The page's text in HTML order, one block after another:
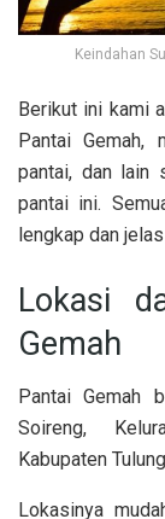
Keindahan
Berikut ini kami
Pantai Gemah,
pantai, dan lain
pantai ini.
lengkap dan
Lokasi
Gemah
Pantai Gemah
Soireng,
Kabupaten
Lokasinya